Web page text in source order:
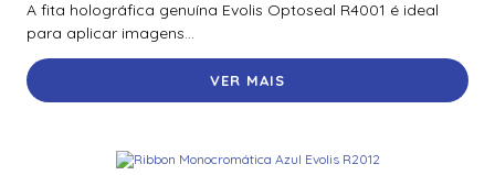
70300Aep0N | Assa Abloy | Placa De Expansão Para
Monitoramento Vertx V300
71000Bep0N01A | Assa Abloy | Controlador Vertx Evo™
V1000
72000Bep0N01A | Assa Abloy | Controlador Vertx Evo™
A fita holográfica genuína Evolis Optoseal R4001 é ideal
para aplicar imagens...
VER MAIS